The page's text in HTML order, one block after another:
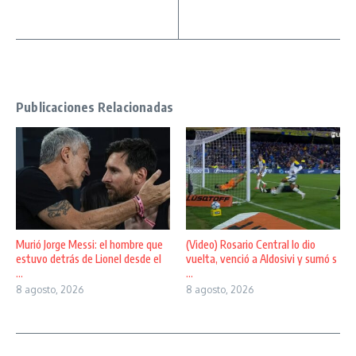
Publicaciones Relacionadas
Murió Jorge Messi: el hombre que
estuvo detrás de Lionel desde el
...
8 agosto, 2026
(Video) Rosario Central lo dio
vuelta, venció a Aldosivi y sumó s
...
8 agosto, 2026